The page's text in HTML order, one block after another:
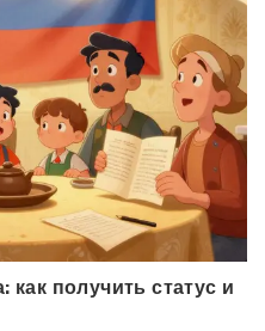
как получить статус и